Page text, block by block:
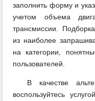
заполнить форму и
учетом объема
трансмиссии.
из наиболее
на категории,
пользователей.
В качестве
воспользуйтесь